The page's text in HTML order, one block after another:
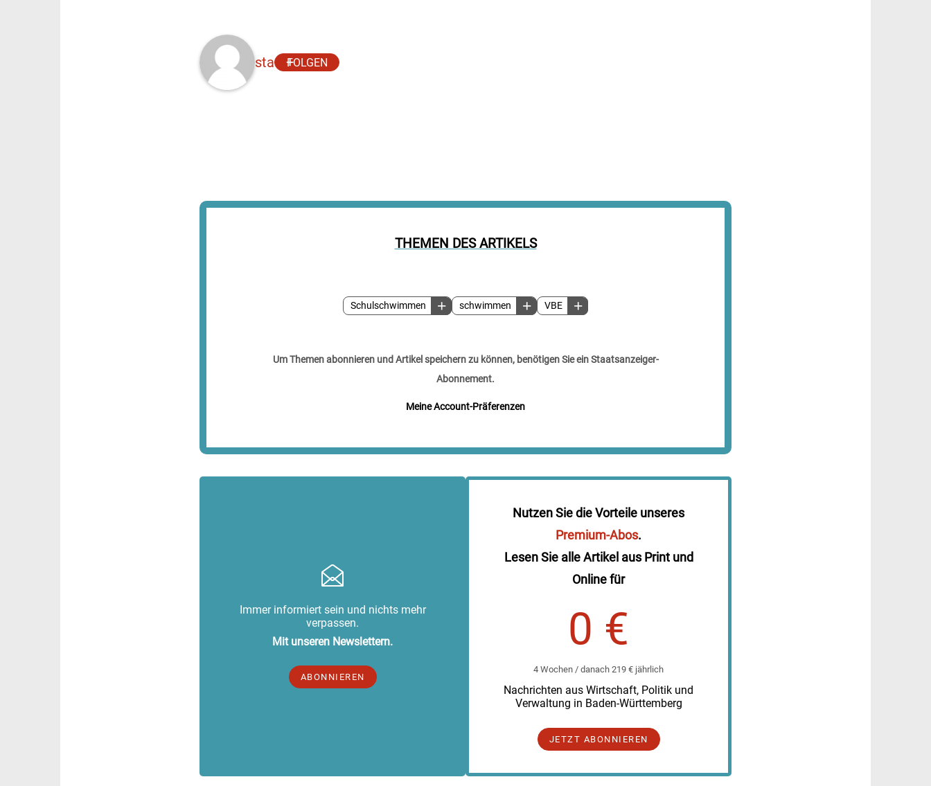
THEMEN DES ARTIKELS
Schulschwimmen schwimmen VBE
Um Themen abonnieren und Artikel speichern zu können, benötigen Sie ein Staatsanzeiger-
Abonnement.
Meine Account-Präferenzen
sta FOLGEN
Immer informiert sein und nichts mehr
verpassen.
Mit unseren Newslettern.
ABONNIEREN
Nutzen Sie die Vorteile unseres
Premium-Abos.
Lesen Sie alle Artikel aus Print und
Online für
0 €
4 Wochen / danach 219 € jährlich
Nachrichten aus Wirtschaft, Politik und
Verwaltung in Baden-Württemberg
JETZT ABONNIEREN